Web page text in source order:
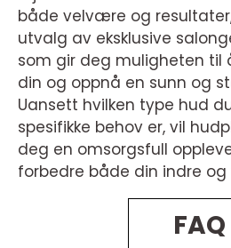
både velvære og
utvalg av eksklusive
som gir deg muligheten til
din og oppnå en sunn og
Uansett hvilken type hud
spesifikke behov er, vil
deg en omsorgsfull
forbedre både din indre og
FAQ